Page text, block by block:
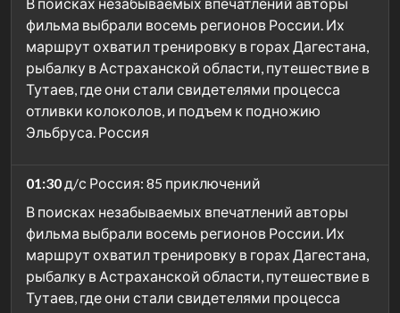
фильма выбрали восемь регионов России. Их
маршрут охватил тренировку в горах Дагестана,
рыбалку в Астраханской области, путешествие в
Тутаев, где они стали свидетелями процесса
отливки колоколов, и подъем к подножию
Эльбруса. Россия
01:30д/с Россия: 85 приключений
В поисках незабываемых впечатлений авторы
фильма выбрали восемь регионов России. Их
маршрут охватил тренировку в горах Дагестана,
рыбалку в Астраханской области, путешествие в
Тутаев, где они стали свидетелями процесса